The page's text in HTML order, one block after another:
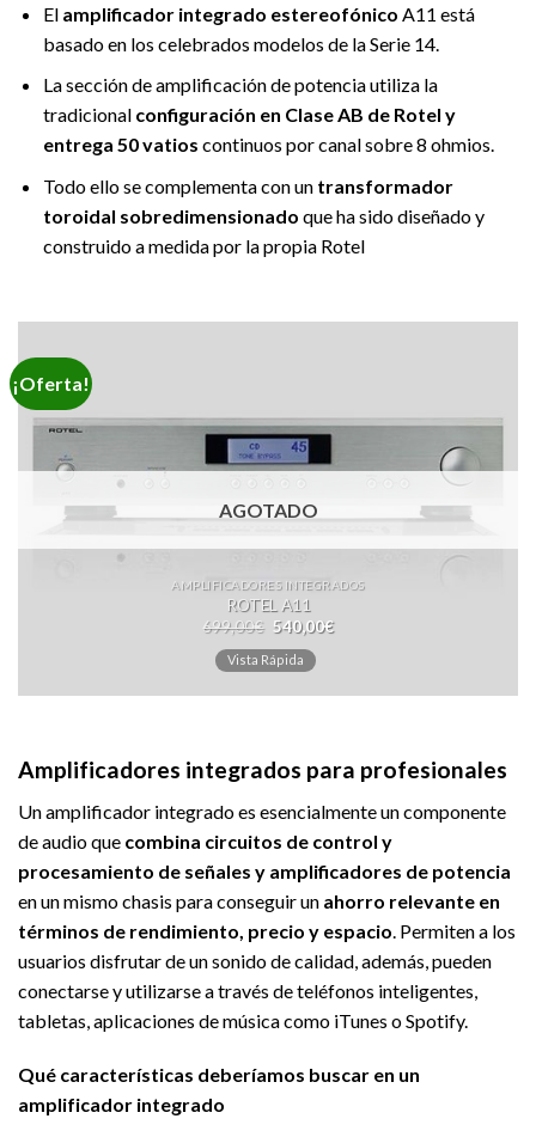
El amplificador integrado estereofónico A11 está
basado en los celebrados modelos de la Serie 14.
La sección de amplificación de potencia utiliza la
tradicional configuración en Clase AB de Rotel y
entrega 50 vatios continuos por canal sobre 8 ohmios.
Todo ello se complementa con un transformador
toroidal sobredimensionado que ha sido diseñado y
construido a medida por la propia Rotel
¡Oferta!
AGOTADO
AMPLIFICADORES INTEGRADOS
ROTEL A11
699,00€ 540,00€
Vista Rápida
Amplificadores integrados para profesionales
Un amplificador integrado es esencialmente un componente
de audio que combina circuitos de control y
procesamiento de señales y amplificadores de potencia
en un mismo chasis para conseguir un ahorro relevante en
términos de rendimiento, precio y espacio . Permiten a los
usuarios disfrutar de un sonido de calidad, además, pueden
conectarse y utilizarse a través de teléfonos inteligentes,
tabletas, aplicaciones de música como iTunes o Spotify.
Qué características deberíamos buscar en un
amplificador integrado